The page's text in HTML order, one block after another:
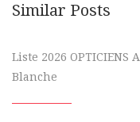
Similar Posts
Liste 2026 OPTICIENS
Blanche